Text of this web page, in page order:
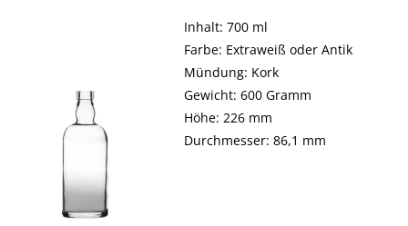
Inhalt: 700 ml
Farbe: Extraweiß oder Antik
Mündung: Kork
Gewicht: 600 Gramm
Höhe: 226 mm
Durchmesser: 86,1 mm